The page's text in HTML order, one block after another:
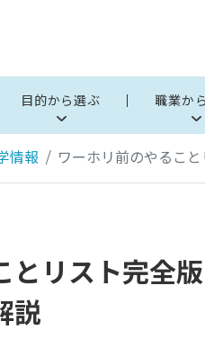
目的から選ぶ 職業か
情報 ワーホリ前のやるこ
とリスト完全
説